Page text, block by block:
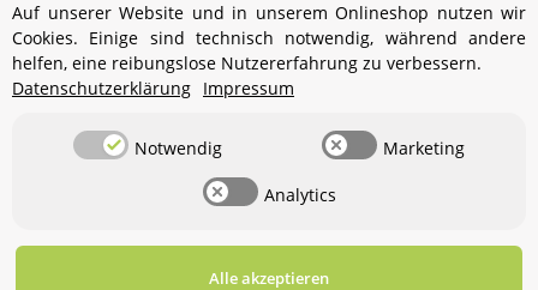
Ihr WhatsApp-Kontakt zum
Service Team
von Aquintos-Wasseraufbereitung
Hallo und herzlich willkommen
Wasseraufbereitung Wie darf ich
Ihnen behilflich sein?
Auf unserer Website und in unserem Onlineshop nutzen wir
Cookies. Einige sind technisch notwendig, während andere
helfen, eine reibungslose Nutzererfahrung zu verbessern.
Datenschutzerklärung Impressum
Notwendig Marketing
Analytics
Alle akzeptieren